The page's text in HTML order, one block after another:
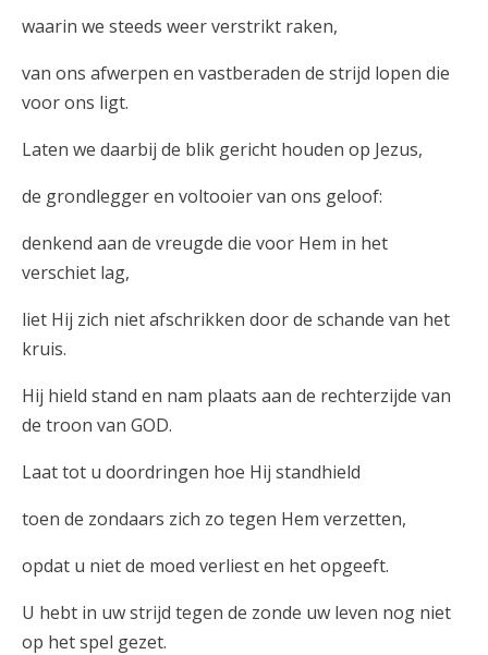
waarin we steeds weer verstrikt raken,
van ons afwerpen en vastberaden de strijd lopen die
voor ons ligt.
Laten we daarbij de blik gericht houden op Jezus,
de grondlegger en voltooier van ons geloof:
denkend aan de vreugde die voor Hem in het
verschiet lag,
liet Hij zich niet afschrikken door de schande van het
kruis.
Hij hield stand en nam plaats aan de rechterzijde van
de troon van GOD.
Laat tot u doordringen hoe Hij standhield
toen de zondaars zich zo tegen Hem verzetten,
opdat u niet de moed verliest en het opgeeft.
U hebt in uw strijd tegen de zonde uw leven nog niet
op het spel gezet.